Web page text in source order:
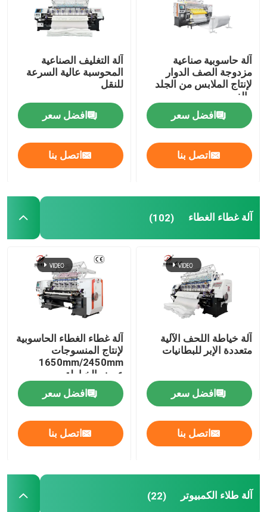
آلة حاسوبية صناعية
مزدوجة الصف الدوار
لإنتاج الملابس من الجلد
والغرور
افضل سعر
اتصل بنا
آلة التغليف الصناعية
المحوسبة عالية السرعة
للنقل
افضل سعر
اتصل بنا
آلة غطاء الغطاء (102)
آلة خياطة اللحف الآلية
متعددة الإبر للبطانيات
افضل سعر
اتصل بنا
آلة غطاء الغطاء الحاسوبية
لإنتاج المنسوجات
1650mm/2450mm
عرض الخياطة
افضل سعر
اتصل بنا
آلة طلاء الكمبيوتر (22)